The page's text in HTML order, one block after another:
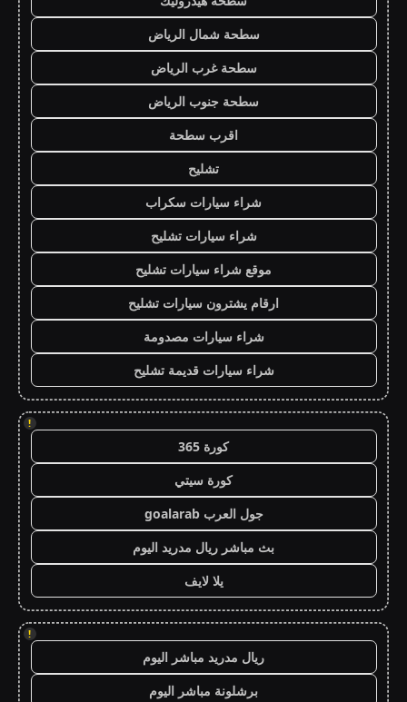
سطحة شمال الرياض
سطحة غرب الرياض
سطحة جنوب الرياض
اقرب سطحة
تشليح
شراء سيارات سكراب
شراء سيارات تشليح
موقع شراء سيارات تشليح
ارقام يشترون سيارات تشليح
شراء سيارات مصدومة
شراء سيارات قديمة تشليح
!
كورة 365
كورة سيتي
جول العرب goalarab
بث مباشر ريال مدريد اليوم
يلا لايف
!
ريال مدريد مباشر اليوم
برشلونة مباشر اليوم